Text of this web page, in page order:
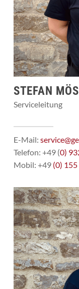
STEFAN
Serviceleitung
E-Mail:
Telefon: +49 (0)
Mobil: +49 (0)